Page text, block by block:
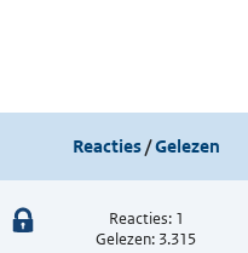
Reacties/Gelezen
Reacties: 1
Gelezen: 3.315